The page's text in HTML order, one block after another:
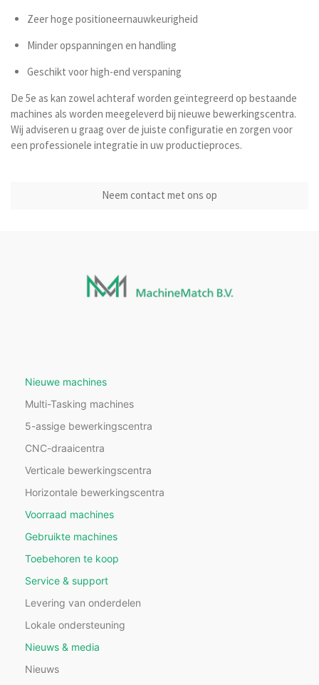
Zeer hoge positioneernauwkeurigheid
Minder opspanningen en handling
Geschikt voor high-end verspaning
De 5e as kan zowel achteraf worden geïntegreerd op bestaande
machines als worden meegeleverd bij nieuwe bewerkingscentra.
Wij adviseren u graag over de juiste configuratie en zorgen voor
een professionele integratie in uw productieproces.
Neem contact met ons op
Nieuwe machines
Multi-Tasking machines
5-assige bewerkingscentra
CNC-draaicentra
Verticale bewerkingscentra
Horizontale bewerkingscentra
Voorraad machines
Gebruikte machines
Toebehoren te koop
Service & support
Levering van onderdelen
Lokale ondersteuning
Nieuws & media
Nieuws